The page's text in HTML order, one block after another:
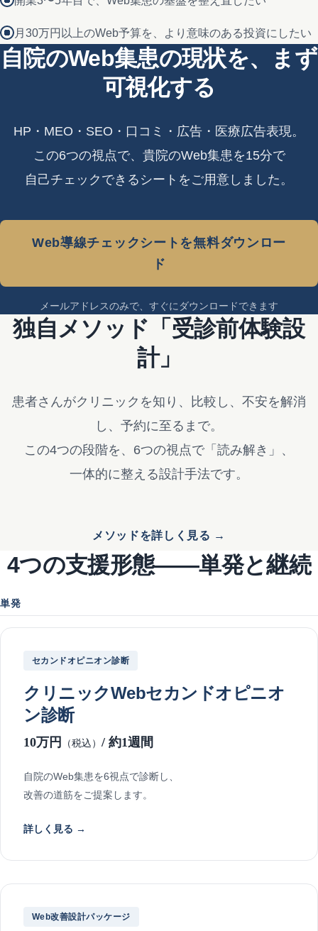
月30万円以上のWeb予算を、より意味のある投資にしたい
自院のWeb集患の現状を、まず
可視化する
HP・MEO・SEO・口コミ・広告・医療広告表現。
この6つの視点で、貴院のWeb集患を15分で
自己チェックできるシートをご用意しました。
Web導線チェックシートを無料ダウンロー
ド
メールアドレスのみで、すぐにダウンロードできます
独自メソッド「受診前体験設
計」
患者さんがクリニックを知り、比較し、不安を解消
し、予約に至るまで。
この4つの段階を、6つの視点で「読み解き」、
一体的に整える設計手法です。
メソッドを詳しく見る →
4つの支援形態——単発と継続
単発
セカンドオピニオン診断
クリニックWebセカンドオピニオ
ン診断
10万円 （税込） / 約1週間
自院のWeb集患を6視点で診断し、
改善の道筋をご提案します。
詳しく見る →
Web改善設計パッケージ